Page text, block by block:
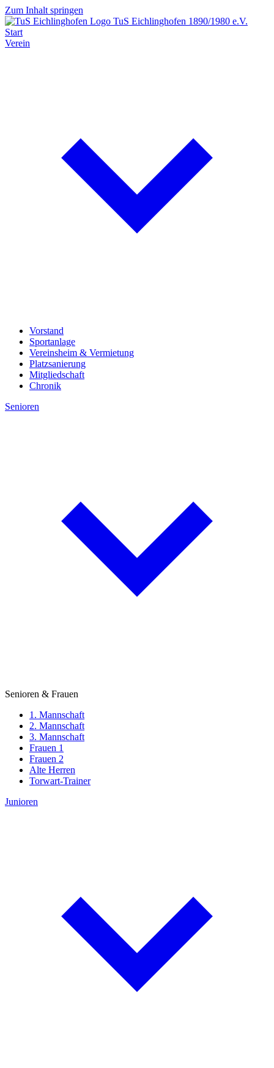
Zum Inhalt springen
TuS Eichlinghofen 1890/1980 e.V.
Start
Verein
Vorstand
Sportanlage
Vereinsheim & Vermietung
Platzsanierung
Mitgliedschaft
Chronik
Senioren
Senioren & Frauen
1. Mannschaft
2. Mannschaft
3. Mannschaft
Frauen 1
Frauen 2
Alte Herren
Torwart-Trainer
Junioren